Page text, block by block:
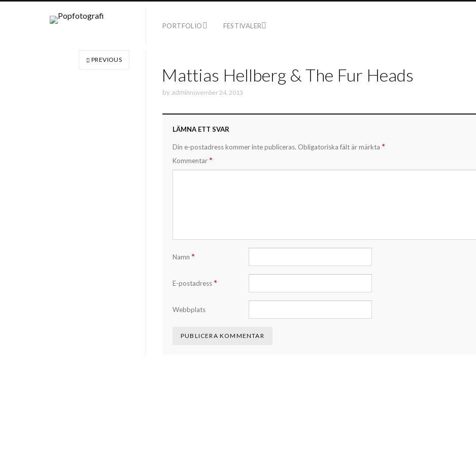
PORTFOLIO FESTIVALER
Mattias Hellberg & The Fur Heads
by adminnovember 24, 2013
LÄMNA ETT SVAR
Din e-postadress kommer inte publiceras. Obligatoriska fält är märkta *
Kommentar *
Namn *
E-postadress *
Webbplats
PREVIOUS